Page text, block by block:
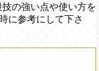
の強い点や使い方を
に参考にして下さ